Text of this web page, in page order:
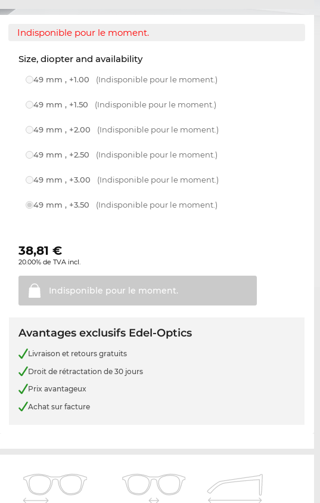
Indisponible pour le moment.
Size, diopter and availability
49 mm , +1.00 (Indisponible pour le moment.)
49 mm , +1.50 (Indisponible pour le moment.)
49 mm , +2.00 (Indisponible pour le moment.)
49 mm , +2.50 (Indisponible pour le moment.)
49 mm , +3.00 (Indisponible pour le moment.)
49 mm , +3.50 (Indisponible pour le moment.)
38,81 €
20.00% de TVA incl.
Indisponible pour le moment.
Avantages exclusifs Edel-Optics
Livraison et retours gratuits
Droit de rétractation de 30 jours
Prix avantageux
Achat sur facture